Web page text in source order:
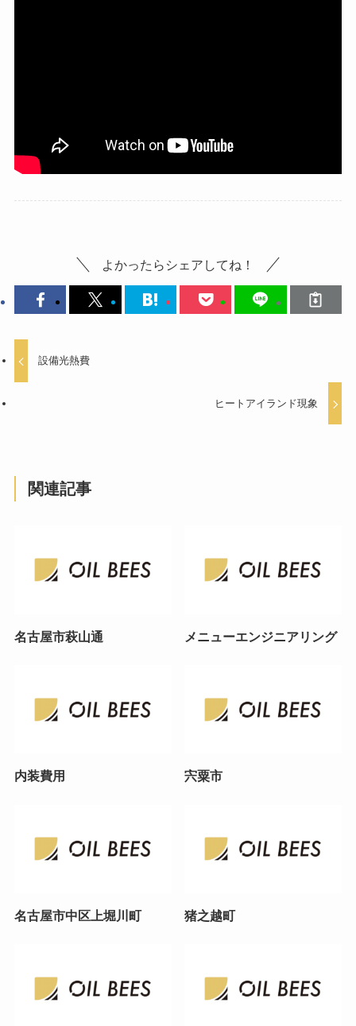
よかったらシェアしてね！
設備光熱費
ヒートアイランド現象
関連記事
名古屋市萩山通 メニューエンジニアリング
内装費用 宍粟市
名古屋市中区上堀川町 猪之越町